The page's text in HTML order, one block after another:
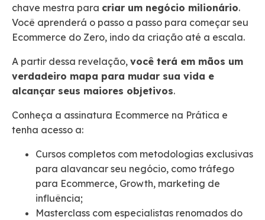
chave mestra para criar um negócio milionário.
Você aprenderá o passo a passo para começar seu
Ecommerce do Zero, indo da criação até a escala.
A partir dessa revelação, você terá em mãos um
verdadeiro mapa para mudar sua vida e
alcançar seus maiores objetivos.
Conheça a assinatura Ecommerce na Prática e
tenha acesso a:
Cursos completos com metodologias exclusivas
para alavancar seu negócio, como tráfego
para Ecommerce, Growth, marketing de
influência;
Masterclass com especialistas renomados do